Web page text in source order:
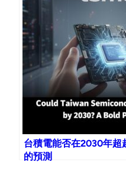
台積電能否在2030年超
的預測